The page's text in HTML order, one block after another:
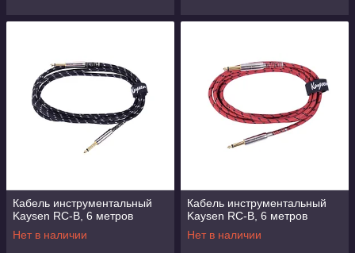
Кабель инструментальный
Kaysen RC-B, 6 метров
Нет в наличии
Кабель инструментальный
Kaysen RC-B, 6 метров
Нет в наличии